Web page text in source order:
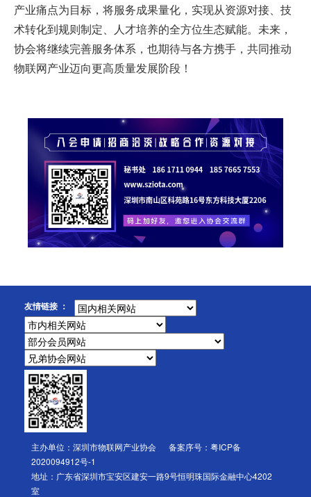
产业痛点为目标，将服务成果量化，实现从资源对接、技
术转化到规则制定、人才培养的全方位生态赋能。未来，
协会将继续完善服务体系，也期待与各方携手，共同推动
物联网产业迈向更高质量发展阶段！
友情链接 ：
主办单位：深圳市物联网产业协会 备案序号： 粤ICP备
2020094912号-1
地址：广东省深圳市宝安区建安一路9号恒明珠国际金融中心4202
室